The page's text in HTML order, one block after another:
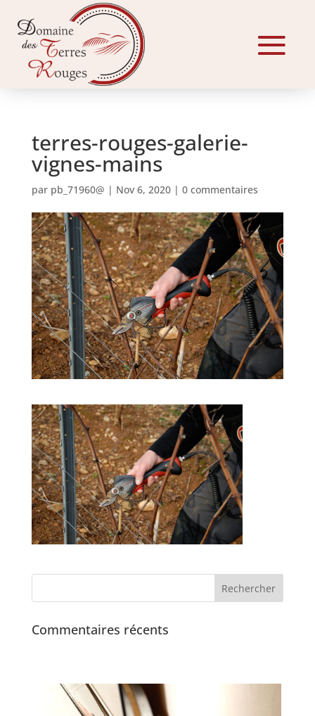
terres-rouges-galerie-
vignes-mains
par pb_71960@ | Nov 6, 2020| 0 commentaires
Commentaires récents